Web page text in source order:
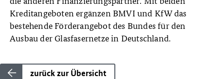
Kreditangeboten ergänzen BMVI und KfW das
bestehende Förderangebot des Bundes für den
Ausbau der Glasfasernetze in Deutschland.
zurück zur Übersicht